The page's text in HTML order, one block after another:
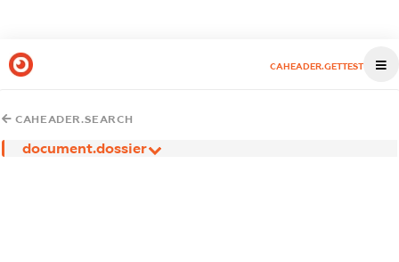
CAHEADER.GETTEST
CAHEADER.SEARCH
document.dossier